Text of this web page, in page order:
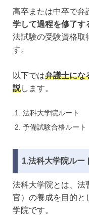
高卒または中卒で弁
学して過程を修了す
法試験の受験資格取
す。
以下では弁護士にな
説します。
法科大学院ルート
予備試験合格ルート
1.法科大学院ルー
法科大学院とは、法
官）の養成を目的と
学院です。